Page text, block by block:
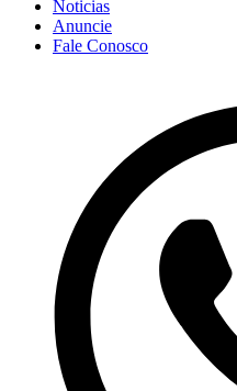
Noticias
Anuncie
Fale Conosco